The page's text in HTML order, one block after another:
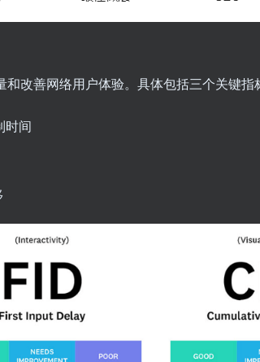
改善网络用户体验。具体包括三个关键指
时间